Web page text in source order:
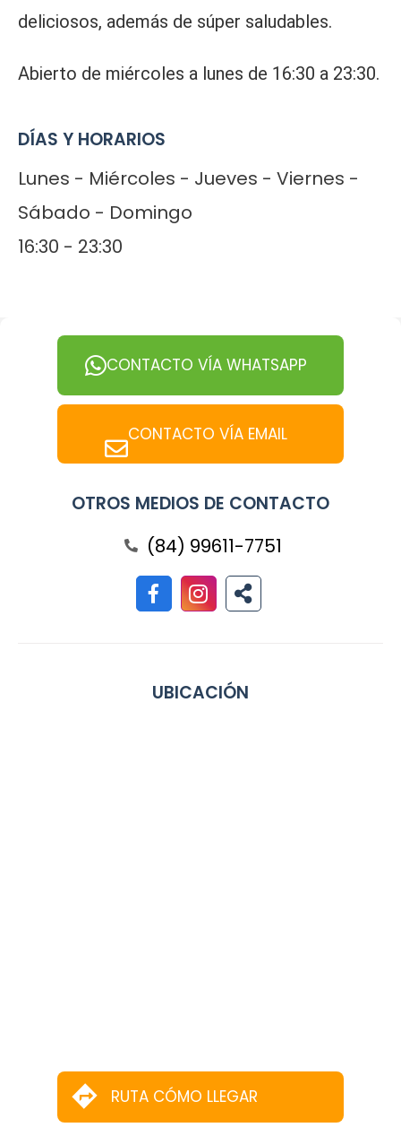
deliciosos, además de súper saludables.
Abierto de miércoles a lunes de 16:30 a 23:30.
DÍAS Y HORARIOS
Lunes - Miércoles - Jueves - Viernes -
Sábado - Domingo
16:30 - 23:30
CONTACTO VÍA WHATSAPP
CONTACTO VÍA EMAIL
OTROS MEDIOS DE CONTACTO
(84) 99611-7751
UBICACIÓN
RUTA CÓMO LLEGAR